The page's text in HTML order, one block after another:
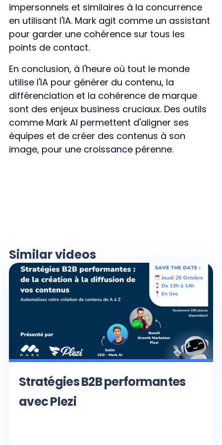
impersonnels et similaires à la concurrence
en utilisant l'IA. Mark agit comme un assistant
pour garder une cohérence sur tous les
points de contact.
En conclusion, à l'heure où tout le monde
utilise l'IA pour générer du contenu, la
différenciation et la cohérence de marque
sont des enjeux business cruciaux. Des outils
comme Mark AI permettent d'aligner ses
équipes et de créer des contenus à son
image, pour une croissance pérenne.
Similar videos
Stratégies B2B performantes
avec Plezi